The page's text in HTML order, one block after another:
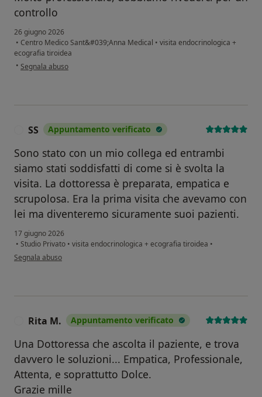
controllo
26 giugno 2026
• Centro Medico Sant&#039;Anna Medical • visita endocrinologica +
ecografia tiroidea
• secondo l'opinione dell'utente G.S.
Segnala abuso
SS Appuntamento verificato
Sono stato con un mio collega ed entrambi
siamo stati soddisfatti di come si è svolta la
visita. La dottoressa è preparata, empatica e
scrupolosa. Era la prima visita che avevamo con
lei ma diventeremo sicuramente suoi pazienti.
17 giugno 2026
• Studio Privato • visita endocrinologica + ecografia tiroidea •
secondo l'opinione dell'utente SS
Segnala abuso
Rita M. Appuntamento verificato
Una Dottoressa che ascolta il paziente, e trova
davvero le soluzioni... Empatica, Professionale,
Attenta, e soprattutto Dolce.
Grazie mille